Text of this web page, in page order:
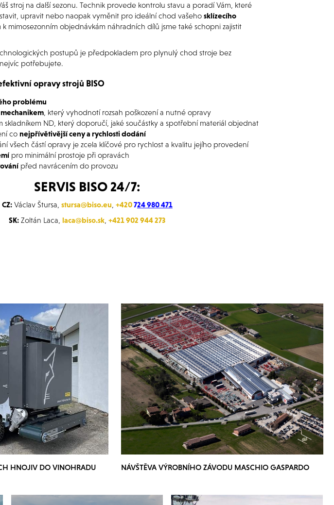
stroj na další sezonu. Technik provede kontrolu stavu a poradí Vám, které
upravit nebo naopak vyměnit pro ideální chod vašeho sklízecího
k mimosezonním objednávkám náhradních dílů jsme také schopni zajistit
postupů je předpokladem pro plynulý chod stroje bez
potřebujete.
opravy strojů BISO
problému
, který vyhodnotí rozsah poškození a nutné opravy
skladníkem ND, který doporučí, jaké součástky a spotřební materiál objednat
co nejpřívětivější ceny a rychlosti dodání
všech částí opravy je zcela klíčové pro rychlost a kvalitu jejího provedení
pro minimální prostoje při opravách
před navrácením do provozu
SERVIS BISO 24/7:
CZ:Václav Štursa, stursa@biso.eu +420724 980 471
SK: Zoltán Laca, laca@biso.sk ,+421 902 944 273
HNOJIV DO VINOHRADU
NÁVŠTĚVA VÝROBNÍHO ZÁVODU MASCHIO GASPARDO